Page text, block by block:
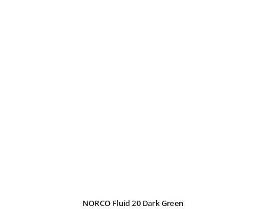
NORCO Fluid 20 Dark Green